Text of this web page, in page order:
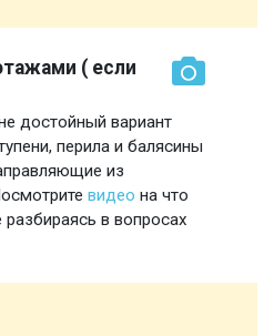
( если
достойный вариант
перила и балясины
из
видео на что
в вопросах